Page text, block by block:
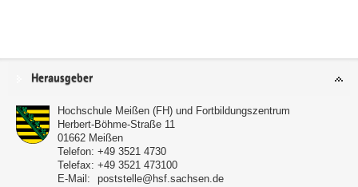
Service
Herausgeber
Hochschule Meißen (FH) und Fortbildungszentrum
Herbert-Böhme-Straße 11
01662 Meißen
Telefon: +49 3521 4730
Telefax: +49 3521 473100
E-Mail:
poststelle@hsf.sachsen.de